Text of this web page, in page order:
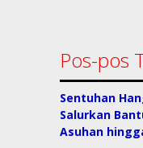
Pos-pos
Sentuhan
Salurkan
Asuhan